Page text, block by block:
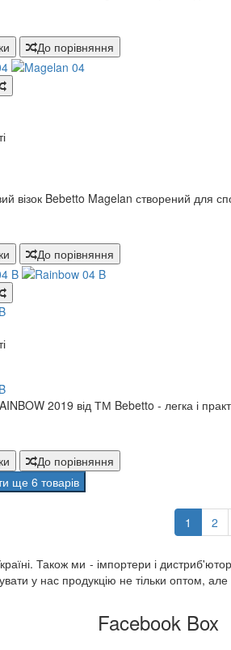
До порівняння
візок Bebetto Magelan створений для
До порівняння
2019 від ТМ Bebetto - легка і
До порівняння
ще 6 товарів
1 2
Також ми - імпортери і
у нас продукцію не тільки оптом, але
Facebook Box